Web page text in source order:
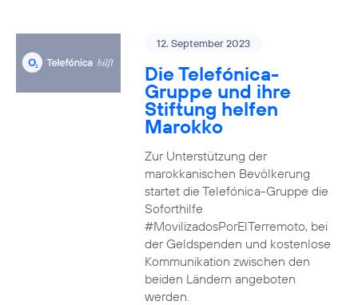
12. September 2023
Die Telefónica-
Gruppe und ihre
Stiftung helfen
Marokko
Zur Unterstützung der
marokkanischen Bevölkerung
startet die Telefónica-Gruppe die
Soforthilfe
#MovilizadosPorElTerremoto, bei
der Geldspenden und kostenlose
Kommunikation zwischen den
beiden Ländern angeboten
werden.